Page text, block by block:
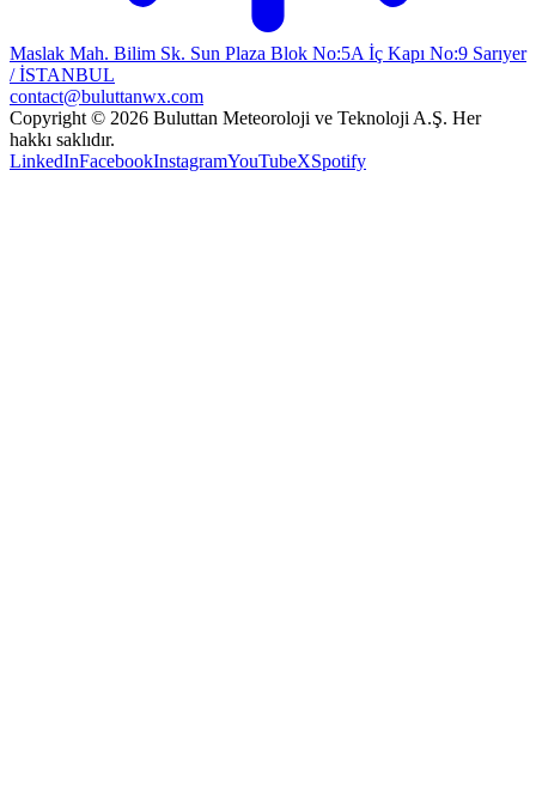
Maslak Mah. Bilim Sk. Sun Plaza Blok No:5A İç Kapı No:9 Sarıyer
/ İSTANBUL
contact@buluttanwx.com
Copyright © 2026 Buluttan Meteoroloji ve Teknoloji A.Ş. Her
hakkı saklıdır.
LinkedInFacebookInstagramYouTubeXSpotify